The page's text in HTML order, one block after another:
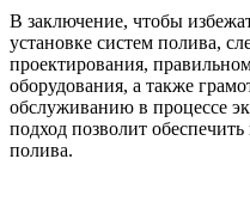
В заключение, чтобы
установке систем полива,
проектирования,
оборудования, а также
обслуживанию в процессе
подход позволит
полива.